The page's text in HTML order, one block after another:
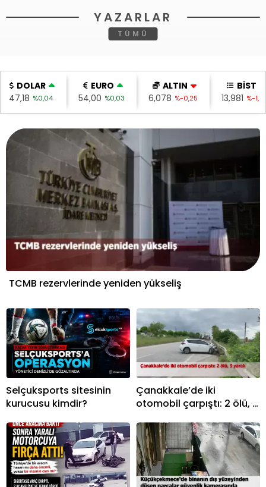
YAZARLAR
TÜMÜ
DOLAR
47,18 %0,04
EURO
54,00 %0,03
ALTIN
6,078 %-0,25
BİST
13,981 %-
TCMB rezervlerinde yeniden yükseliş
Selçuksports sitesinin
kurucusu kimdir?
Çanakkale’de iki
otomobil çarpıştı: 2 ölü, 3